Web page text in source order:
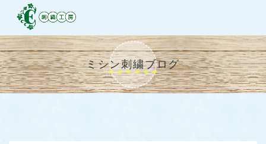
ミシン刺繍ブログ